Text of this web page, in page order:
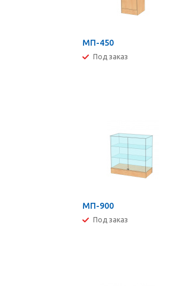
МП-450
Под заказ
МП-900
Под заказ